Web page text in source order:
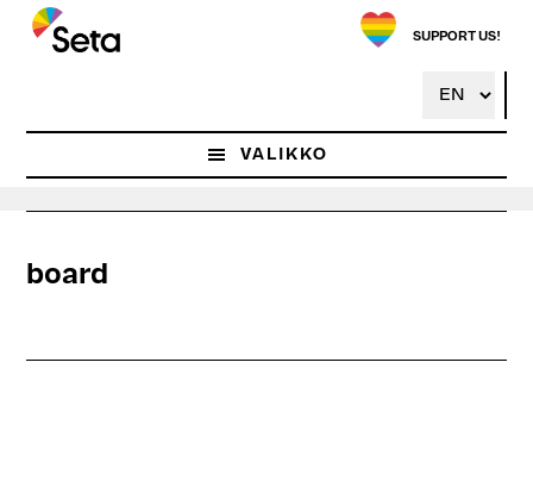
Hyppää
pääsisältöön
SUPPORT US!
VALIKKO
board